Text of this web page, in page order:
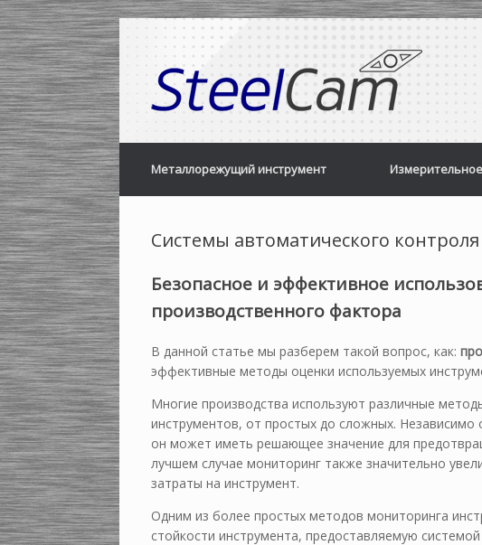
Skip
to
content
Металлорежущий инструмент
Системы автоматического
Безопасное и эффективное
производственного фактора
В данной статье мы разберем такой вопрос, как:
эффективные методы оценки используемых
Многие производства используют различные
инструментов, от простых до сложных. Независимо
он может иметь решающее значение для
лучшем случае мониторинг также значительно
затраты на инструмент.
Одним из более простых методов мониторинга
стойкости инструмента, предоставляемую